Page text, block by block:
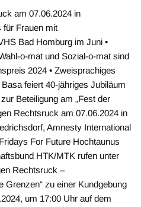
am 07.06.2024 in
für Frauen mit
Bad Homburg im Juni •
o-mat und Sozial-o-mat sind
2024 • Zweisprachiges
feiert 40-jähriges Jubiläum
Beteiligung am „Fest der
Rechtsruck am 07.06.2024 in
Amnesty International
For Future Hochtaunus
HTK/MTK rufen unter
Rechtsruck –
Grenzen“ zu einer Kundgebung
um 17:00 Uhr auf dem